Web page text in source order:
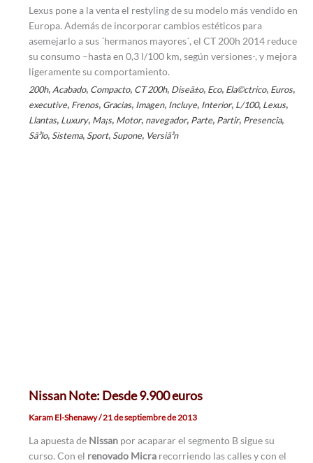
Lexus pone a la venta el restyling de su modelo más vendido en
Europa. Además de incorporar cambios estéticos para
asemejarlo a sus ´hermanos mayores´, el CT 200h 2014 reduce
su consumo –hasta en 0,3 l/100 km, según versiones-, y mejora
ligeramente su comportamiento.
200h, Acabado, Compacto, CT 200h, Diseã±o, Eco, Ela©ctrico, Euros,
executive, Frenos, Gracias, Imagen, Incluye, Interior, L/100, Lexus,
Llantas, Luxury, Ma¡s, Motor, navegador, Parte, Partir, Presencia,
Sã³lo, Sistema, Sport, Supone, Versiã³n
Nissan Note: Desde 9.900 euros
Karam El-Shenawy/21 de septiembre de 2013
La apuesta de Nissan por acaparar el segmento B sigue su
curso. Con el renovado Micra recorriendo las calles y con el